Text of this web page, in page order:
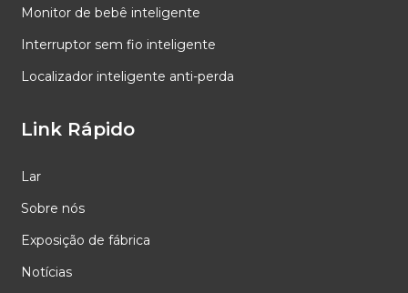
Monitor de bebê inteligente
Interruptor sem fio inteligente
Localizador inteligente anti-perda
Link Rápido
Lar
Sobre nós
Exposição de fábrica
Notícias